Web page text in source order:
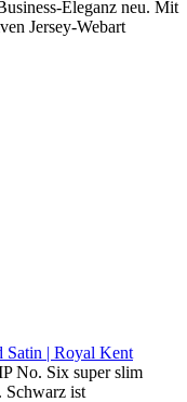
Eleganz neu. Mit
Jersey-Webart
Satin | Royal Kent
No. Six super slim
Schwarz ist